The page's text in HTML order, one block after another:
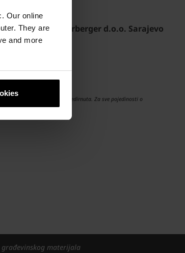
Our online
They are
and more
strane Wienerberger d.o.o. Sarajevo
narudžbe. *
pristanka ostaju nedirnuta. Za sve pojedinosti o
građevinskog materijala